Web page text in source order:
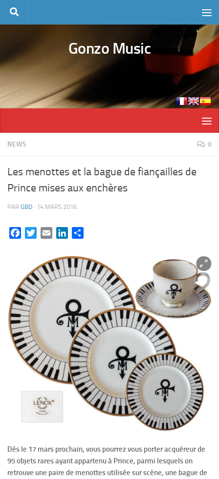
Skip to content
Gonzo Music
NEWS 0
Les menottes et la bague de fiançailles de
Prince mises aux enchères
PAR GBD · 14 MARS 2016
FacebookTwitterEmail LinkedIn
Dés le 17 mars prochain, vous pourrez vous porter acquéreur de
95 objets rares ayant appartenu à Prince, parmi lesquels on
retrouve une paire de menottes utilisée sur scène, une bague de